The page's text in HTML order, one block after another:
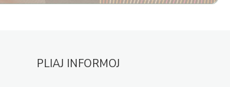
PLIAJ INFORMOJ